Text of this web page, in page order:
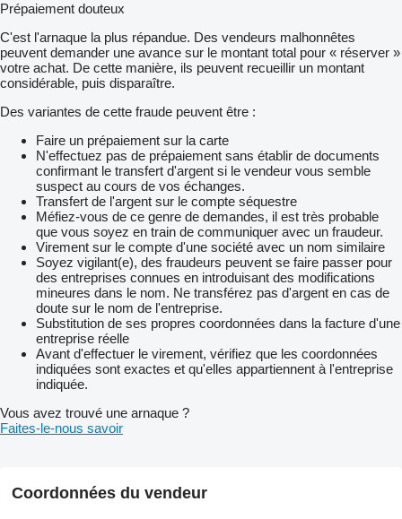
Prépaiement douteux
C'est l'arnaque la plus répandue. Des vendeurs malhonnêtes
peuvent demander une avance sur le montant total pour « réserver »
votre achat. De cette manière, ils peuvent recueillir un montant
considérable, puis disparaître.
Des variantes de cette fraude peuvent être :
Faire un prépaiement sur la carte
N'effectuez pas de prépaiement sans établir de documents
confirmant le transfert d'argent si le vendeur vous semble
suspect au cours de vos échanges.
Transfert de l'argent sur le compte séquestre
Méfiez-vous de ce genre de demandes, il est très probable
que vous soyez en train de communiquer avec un fraudeur.
Virement sur le compte d'une société avec un nom similaire
Soyez vigilant(e), des fraudeurs peuvent se faire passer pour
des entreprises connues en introduisant des modifications
mineures dans le nom. Ne transférez pas d'argent en cas de
doute sur le nom de l'entreprise.
Substitution de ses propres coordonnées dans la facture d'une
entreprise réelle
Avant d'effectuer le virement, vérifiez que les coordonnées
indiquées sont exactes et qu'elles appartiennent à l'entreprise
indiquée.
Vous avez trouvé une arnaque ?
Faites-le-nous savoir
Coordonnées du vendeur